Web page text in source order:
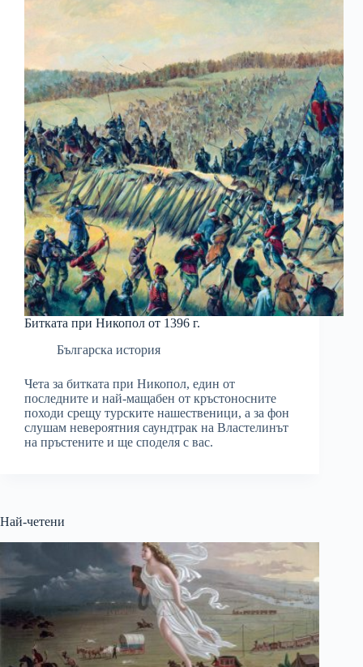
Битката при Никопол от 1396 г.
Българска история
Чета за битката при Никопол, един от
последните и най-мащабен от кръстоносните
походи срещу турските нашественици, а за фон
слушам невероятния саундтрак на Властелинът
на пръстените и ще споделя с вас.
Най-четени